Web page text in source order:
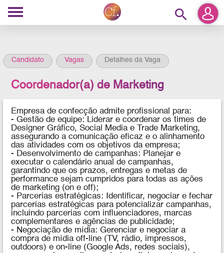
search
Candidato Vagas Detalhes da Vaga
Coordenador(a) de Marketing
Empresa de confecção admite profissional para:
- Gestão de equipe: Liderar e coordenar os times de
Designer Gráfico, Social Media e Trade Marketing,
assegurando a comunicação eficaz e o alinhamento
das atividades com os objetivos da empresa;
- Desenvolvimento de campanhas: Planejar e
executar o calendário anual de campanhas,
garantindo que os prazos, entregas e metas de
performance sejam cumpridos para todas as ações
de marketing (on e off);
- Parcerias estratégicas: Identificar, negociar e fechar
parcerias estratégicas para potencializar campanhas,
incluindo parcerias com influenciadores, marcas
complementares e agências de publicidade;
- Negociação de mídia: Gerenciar e negociar a
compra de mídia off-line (TV, rádio, impressos,
outdoors) e on-line (Google Ads, redes sociais),